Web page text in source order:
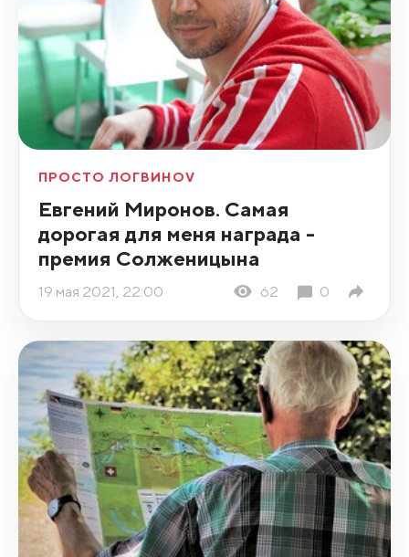
ПРОСТО ЛОГВИНОV
Евгений Миронов. Самая
дорогая для меня награда -
премия Солженицына
19 мая 2021, 22:00 62 0